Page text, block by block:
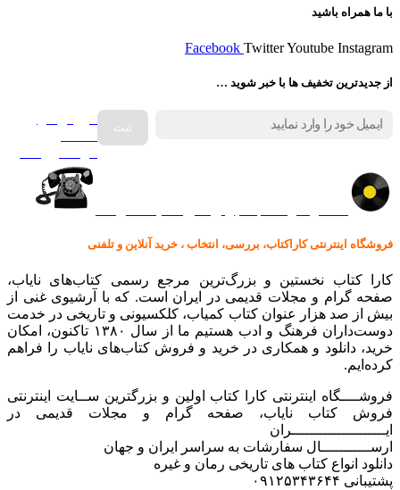
با ما همراه باشید
Facebook TwitterYoutube Instagram
از جدیدترین تخفیف ها با خبر شوید …
فروش انواع
فروشگاه اینترنتی کاراکتاب، بررسی، انتخاب ، خرید آنلاین و تلفنی
کارا کتاب نخستین و بزرگ‌ترین مرجع رسمی کتاب‌های نایاب،
صفحه گرام و مجلات قدیمی در ایران است. که با آرشیوی غنی از
بیش از صد هزار عنوان کتاب کمیاب، کلکسیونی و تاریخی در خدمت
دوست‌داران فرهنگ و ادب هستیم ما از سال ۱۳۸۰ تاکنون، امکان
خرید، دانلود و همکاری در خرید و فروش کتاب‌های نایاب را فراهم
کرده‌ایم.
فروشــــگاه اینترنتی کارا کتاب اولین و بزرگترین ســایت اینترنتی
فروش کتاب نایاب، صفحه گرام و مجلات قدیمی در
ایـــــــــــــــــــــران
ارســـــــــــال سفارشات به سراسر ایران و جهان
دانلود انواع کتاب های تاریخی رمان و غیره
پشتیبانی ۰۹۱۲۵۳۴۳۶۴۴